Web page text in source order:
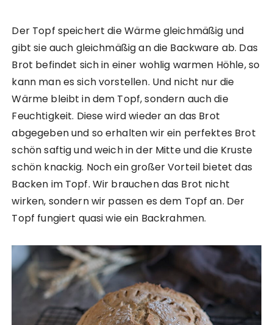
Der Topf speichert die Wärme gleichmäßig und
gibt sie auch gleichmäßig an die Backware ab. Das
Brot befindet sich in einer wohlig warmen Höhle, so
kann man es sich vorstellen. Und nicht nur die
Wärme bleibt in dem Topf, sondern auch die
Feuchtigkeit. Diese wird wieder an das Brot
abgegeben und so erhalten wir ein perfektes Brot
schön saftig und weich in der Mitte und die Kruste
schön knackig. Noch ein großer Vorteil bietet das
Backen im Topf. Wir brauchen das Brot nicht
wirken, sondern wir passen es dem Topf an. Der
Topf fungiert quasi wie ein Backrahmen.